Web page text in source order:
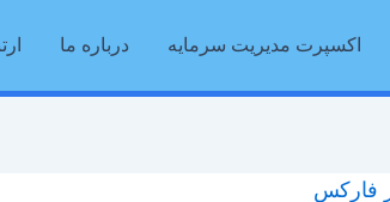
اکسپرت مدیریت سرمایه درباره ما